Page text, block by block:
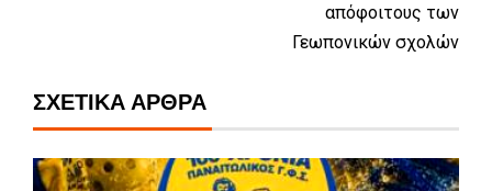
απόφοιτους των
Γεωπονικών σχολών
ΣΧΕΤΙΚΆ ΆΡΘΡΑ